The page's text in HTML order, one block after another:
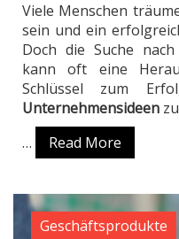
Viele Menschen
sein und ein
Doch die Suche
kann oft eine
Schlüssel zum
Unternehmensideen
…
Read More
Geschäftsprodukte